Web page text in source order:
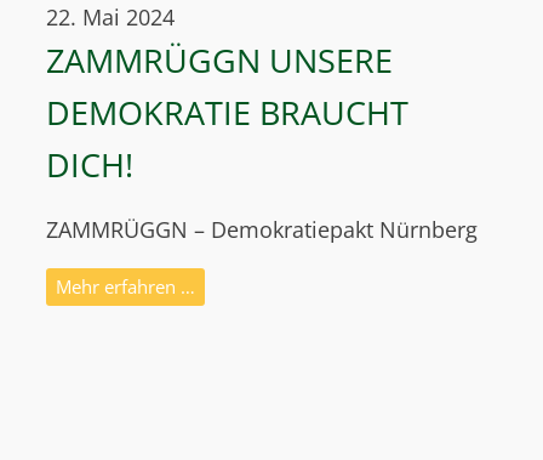
22. Mai 2024
ZAMMRÜGGN UNSERE
DEMOKRATIE BRAUCHT
DICH!
ZAMMRÜGGN – Demokratiepakt Nürnberg
Mehr erfahren …